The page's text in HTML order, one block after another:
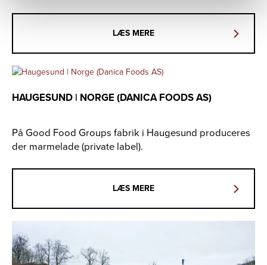
LÆS MERE
HAUGESUND | NORGE (DANICA FOODS AS)
På Good Food Groups fabrik i Haugesund produceres
der marmelade (private label).
LÆS MERE